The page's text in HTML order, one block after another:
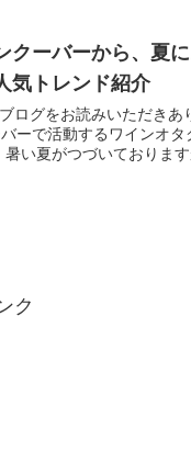
クーバーから、夏
気トレンド紹介
ログをお読みいただき
ーで活動するワインオタ
暑い夏がつづいておりま
ク